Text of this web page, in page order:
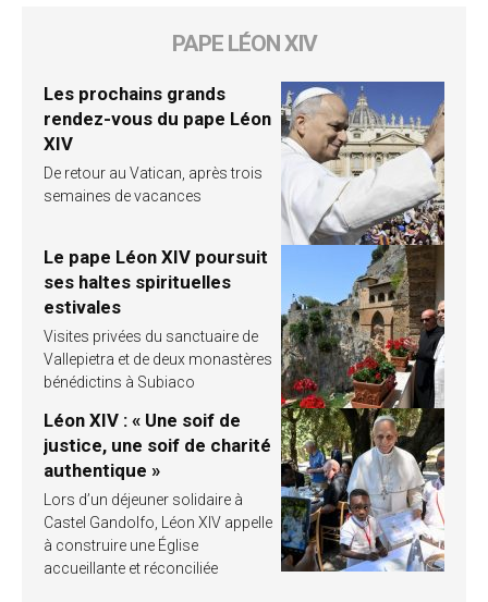
PAPE LÉON XIV
Les prochains grands
rendez-vous du pape Léon
XIV
De retour au Vatican, après trois
semaines de vacances
Le pape Léon XIV poursuit
ses haltes spirituelles
estivales
Visites privées du sanctuaire de
Vallepietra et de deux monastères
bénédictins à Subiaco
Léon XIV : « Une soif de
justice, une soif de charité
authentique »
Lors d’un déjeuner solidaire à
Castel Gandolfo, Léon XIV appelle
à construire une Église
accueillante et réconciliée